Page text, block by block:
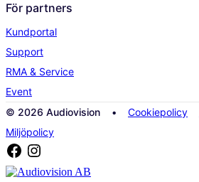
För partners
Kundportal
Support
RMA & Service
Event
© 2026 Audiovision •
Cookiepolicy
Miljöpolicy